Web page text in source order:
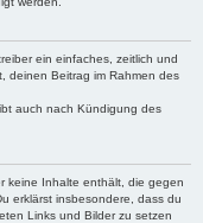
ein einfaches, zeitlich und
deinen Beitrag im Rahmen des
auch nach Kündigung des
keine Inhalte enthält, die gegen
erklärst insbesondere, dass du
Links und Bilder zu setzen